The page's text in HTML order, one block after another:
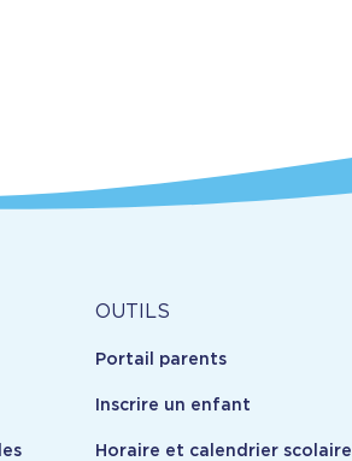
Outils
OUTILS
Portail parents
Inscrire un enfant
Horaire et calendrier scolaire